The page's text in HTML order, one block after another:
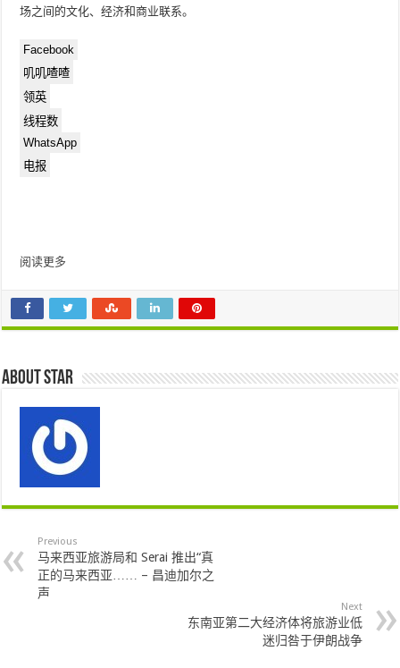
场之间的文化、经济和商业联系。
Facebook
叽叽喳喳
领英
线程数
WhatsApp
电报
阅读更多
About star
Previous
马来西亚旅游局和 Serai 推出“真
正的马来西亚…… – 昌迪加尔之
声
Next
东南亚第二大经济体将旅游业低
迷归咎于伊朗战争